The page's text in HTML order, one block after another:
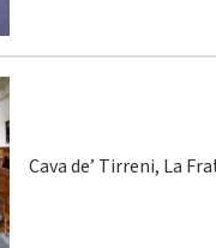
Cava de’ Tirreni, La